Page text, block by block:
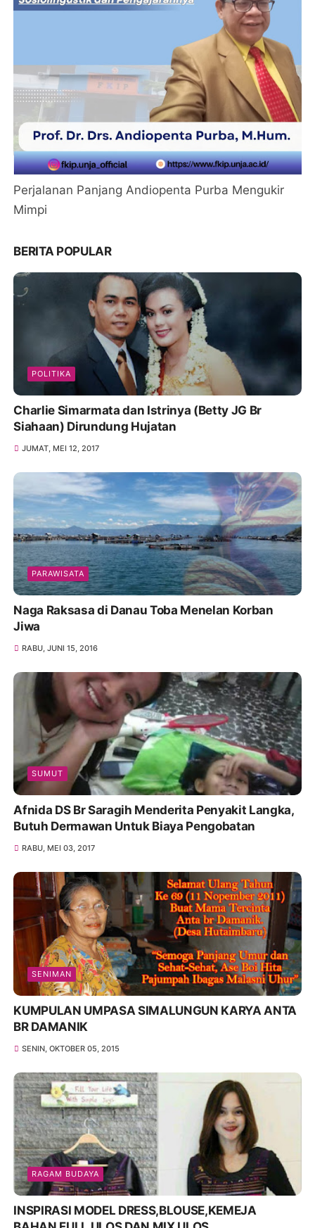
Perjalanan Panjang Andiopenta Purba Mengukir
Mimpi
BERITA POPULAR
POLITIKA
Charlie Simarmata dan Istrinya (Betty JG Br
Siahaan) Dirundung Hujatan
JUMAT, MEI 12, 2017
PARAWISATA
Naga Raksasa di Danau Toba Menelan Korban
Jiwa
RABU, JUNI 15, 2016
SUMUT
Afnida DS Br Saragih Menderita Penyakit Langka,
Butuh Dermawan Untuk Biaya Pengobatan
RABU, MEI 03, 2017
SENIMAN
KUMPULAN UMPASA SIMALUNGUN KARYA ANTA
BR DAMANIK
SENIN, OKTOBER 05, 2015
RAGAM BUDAYA
INSPIRASI MODEL DRESS,BLOUSE,KEMEJA